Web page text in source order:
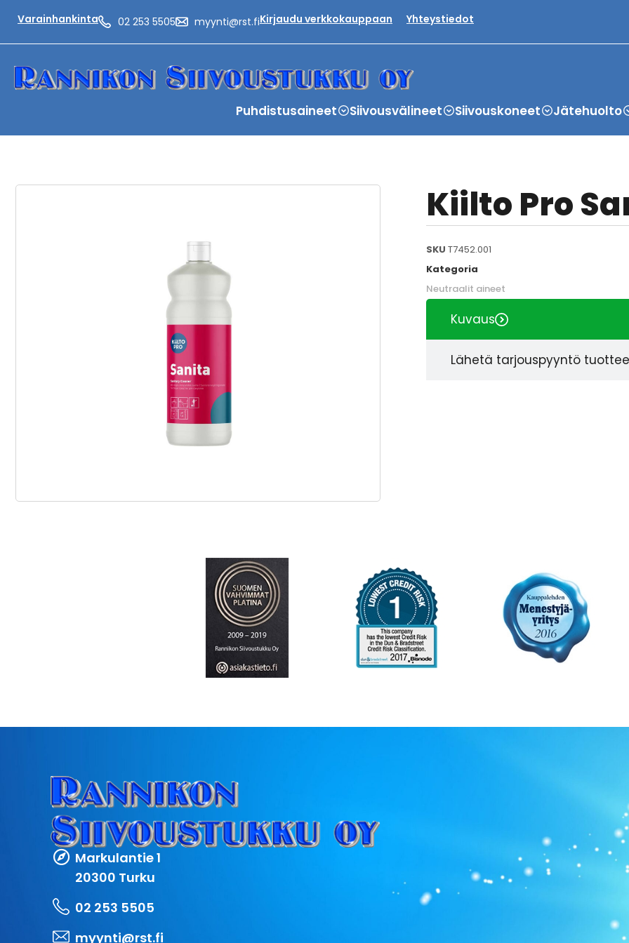
Varainhankinta 02 253 5505 myynti@rst.fiKirjaudu verkkokauppaan Yhteystiedot
Puhdistusaineet Siivousvälineet Siivouskoneet Jätehuolto
Kiilto Pro
SKU T7452.001
Kategoria
Neutraalit aineet
Kuvaus
Lähetä tarjouspyyntö
Markulantie 1
20300 Turku
02 253 5505
myynti@rst.fi